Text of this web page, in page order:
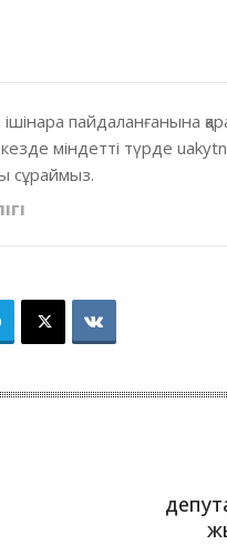
пайдаланғанына
міндетті түрде
сұраймыз.